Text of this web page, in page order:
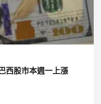
西股市本週一上漲